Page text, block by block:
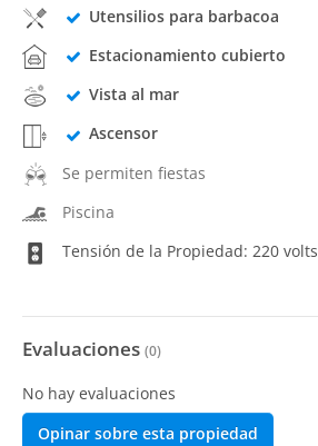
Utensilios para barbacoa
Estacionamiento cubierto
Vista al mar
Ascensor
Se permiten fiestas
Piscina
Tensión de la Propiedad: 220 volts
Evaluaciones (0)
No hay evaluaciones
Opinar sobre esta propiedad